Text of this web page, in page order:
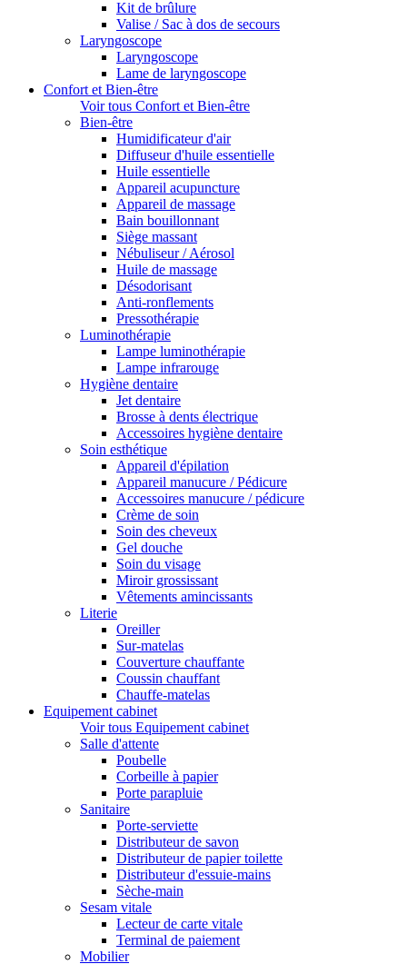
Kit de brûlure
Valise / Sac à dos de secours
Laryngoscope
Laryngoscope
Lame de laryngoscope
Confort et Bien-être
Voir tous Confort et Bien-être
Bien-être
Humidificateur d'air
Diffuseur d'huile essentielle
Huile essentielle
Appareil acupuncture
Appareil de massage
Bain bouillonnant
Siège massant
Nébuliseur / Aérosol
Huile de massage
Désodorisant
Anti-ronflements
Pressothérapie
Luminothérapie
Lampe luminothérapie
Lampe infrarouge
Hygiène dentaire
Jet dentaire
Brosse à dents électrique
Accessoires hygiène dentaire
Soin esthétique
Appareil d'épilation
Appareil manucure / Pédicure
Accessoires manucure / pédicure
Crème de soin
Soin des cheveux
Gel douche
Soin du visage
Miroir grossissant
Vêtements amincissants
Literie
Oreiller
Sur-matelas
Couverture chauffante
Coussin chauffant
Chauffe-matelas
Equipement cabinet
Voir tous Equipement cabinet
Salle d'attente
Poubelle
Corbeille à papier
Porte parapluie
Sanitaire
Porte-serviette
Distributeur de savon
Distributeur de papier toilette
Distributeur d'essuie-mains
Sèche-main
Sesam vitale
Lecteur de carte vitale
Terminal de paiement
Mobilier